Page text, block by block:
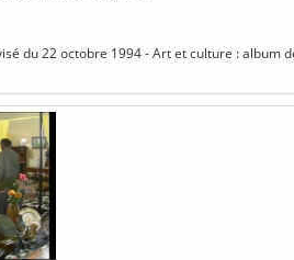
du 22 octobre 1994 - Art et culture : album